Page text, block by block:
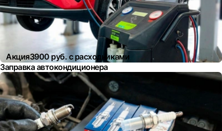
Акция3900 руб. с расходниками
Заправка автокондиционера